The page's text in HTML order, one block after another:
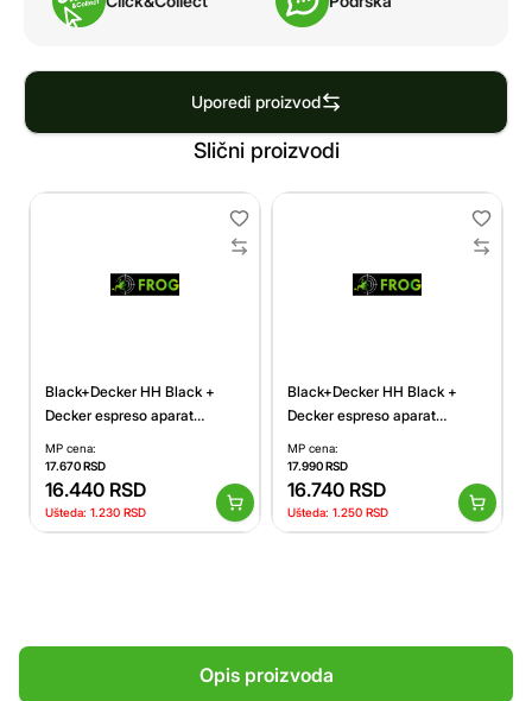
Uporedi proizvod
Slični proizvodi
Black+Decker HH Black +
Decker espreso aparat
BXCO1200E
MP cena:
17.670RSD
16.440 RSD
Ušteda: 1.230 RSD
Black+Decker HH Black +
Decker espreso aparat
BXCO1350E
MP cena:
17.990RSD
16.740 RSD
Ušteda: 1.250 RSD
Opis proizvoda